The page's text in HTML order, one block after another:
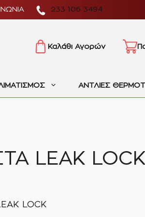
233 106 3494
Καλάθι Αγορών
ΑΝΤΛΙΕΣ
LEAK LOCK
LOCK